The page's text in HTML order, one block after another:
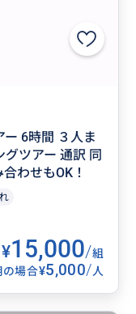
ー 6時間 ３人ま
ツアー 通訳 同
わせもOK！
¥15,000/組
の場合¥5,000/人